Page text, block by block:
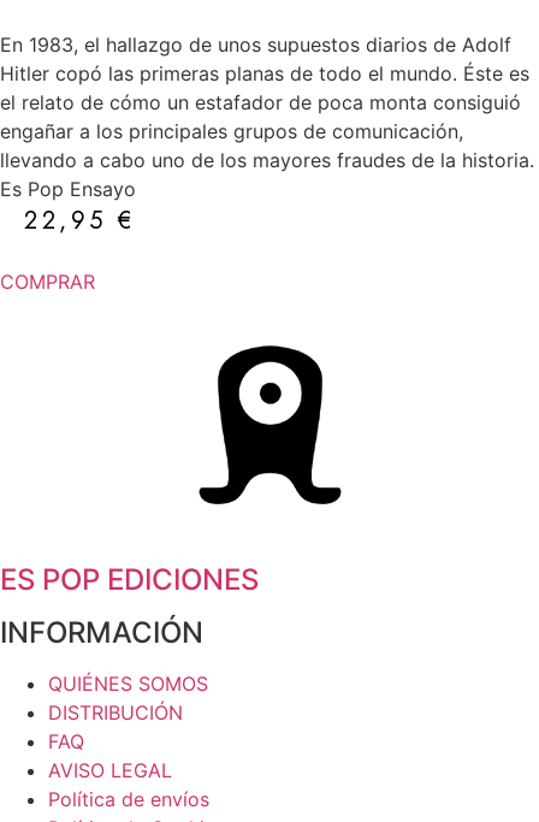
En 1983, el hallazgo de unos supuestos diarios de Adolf
Hitler copó las primeras planas de todo el mundo. Éste es
el relato de cómo un estafador de poca monta consiguió
engañar a los principales grupos de comunicación,
llevando a cabo uno de los mayores fraudes de la historia.
Es Pop Ensayo
22,95€
COMPRAR
ES POP EDICIONES
INFORMACIÓN
QUIÉNES SOMOS
DISTRIBUCIÓN
FAQ
AVISO LEGAL
Política de envíos